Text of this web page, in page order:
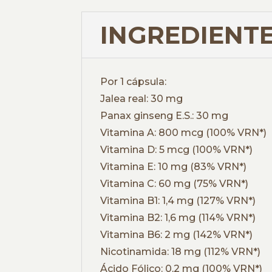
Por 1 cápsula:
Jalea real: 30 mg
Panax ginseng E.S.: 30 mg
Vitamina A: 800 mcg (100% VRN*)
Vitamina D: 5 mcg (100% VRN*)
Vitamina E: 10 mg (83% VRN*)
Vitamina C: 60 mg (75% VRN*)
Vitamina B1: 1,4 mg (127% VRN*)
Vitamina B2: 1,6 mg (114% VRN*)
Vitamina B6: 2 mg (142% VRN*)
Nicotinamida: 18 mg (112% VRN*)
Ácido Fólico: 0,2 mg (100% VRN*)